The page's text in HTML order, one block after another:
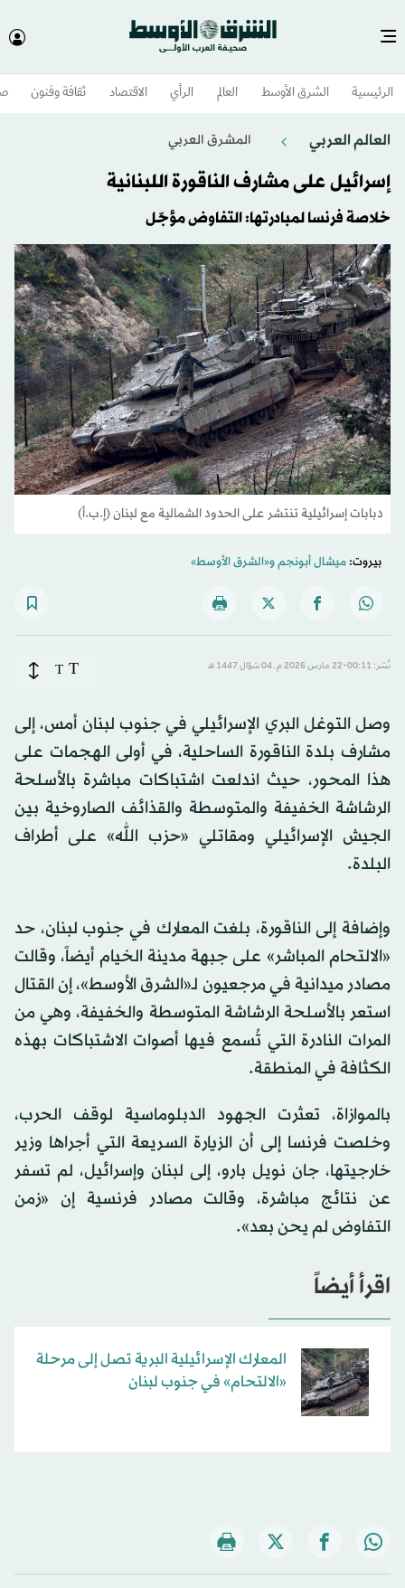
الرئيسية الشرق الأوسط​ العالم الرأي الاقتصاد ثقافة وفنون
العالم العربي المشرق العربي
إسرائيل على مشارف الناقورة اللبنانية
خلاصة فرنسا لمبادرتها: التفاوض مؤجّل
دبابات إسرائيلية تنتشر على الحدود الشمالية مع لبنان (إ.ب.أ)
بيروت:ميشال أبونجمو«الشرق الأوسط»
نُشر: 00:11-22 مارس 2026 م ـ 04 شوّال 1447 هـ T
T
وصل التوغل البري الإسرائيلي في جنوب لبنان أمس، إلى
مشارف بلدة الناقورة الساحلية، في أولى الهجمات على
هذا المحور، حيث اندلعت اشتباكات مباشرة بالأسلحة
الرشاشة الخفيفة والمتوسطة والقذائف الصاروخية بين
الجيش الإسرائيلي ومقاتلي «حزب الله» على أطراف
البلدة.
وإضافة إلى الناقورة، بلغت المعارك في جنوب لبنان، حد
«الالتحام المباشر» على جبهة مدينة الخيام أيضاً، وقالت
مصادر ميدانية في مرجعيون لـ«الشرق الأوسط»، إن القتال
استعر بالأسلحة الرشاشة المتوسطة والخفيفة، وهي من
المرات النادرة التي تُسمع فيها أصوات الاشتباكات بهذه
الكثافة في المنطقة.
بالموازاة، تعثرت الجهود الدبلوماسية لوقف الحرب،
وخلصت فرنسا إلى أن الزيارة السريعة التي أجراها وزير
خارجيتها، جان نويل بارو، إلى لبنان وإسرائيل، لم تسفر
عن نتائج مباشرة، وقالت مصادر فرنسية إن «زمن
التفاوض لم يحن بعد».
اقرأ أيضاً
المعارك الإسرائيلية البرية تصل إلى مرحلة
«الالتحام» في جنوب لبنان